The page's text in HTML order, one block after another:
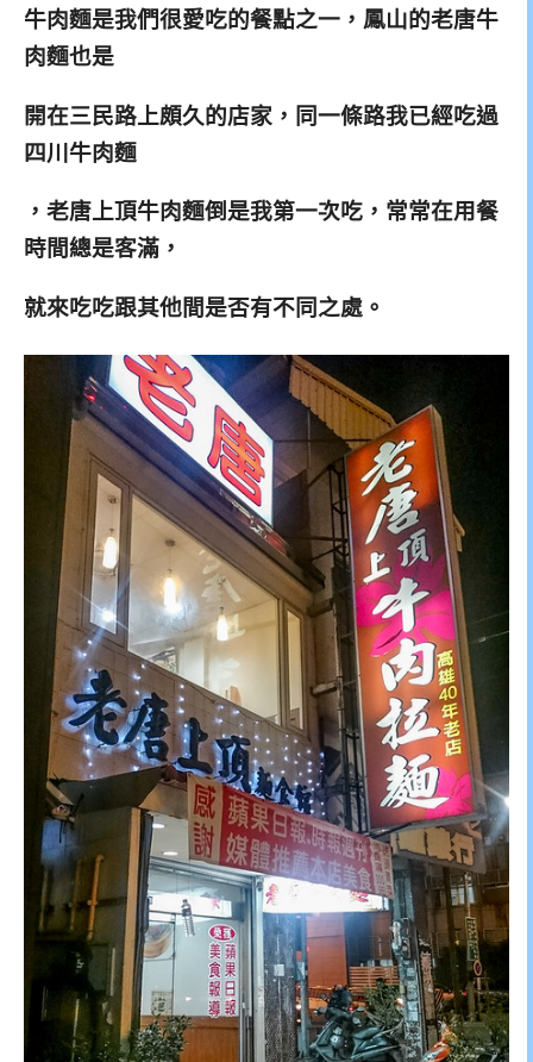
牛肉麵是我們很愛吃的餐點之一，鳳山的老唐牛
肉麵也是
開在三民路上頗久的店家，同一條路我已經吃過
四川牛肉麵
， 老唐上頂牛肉麵倒是我第一次吃，常常在用餐
時間總是客滿，
就來吃吃跟其他間是否有不同之處。